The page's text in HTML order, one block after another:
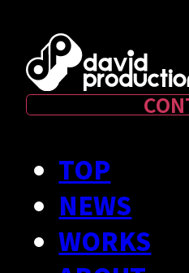
TOP
NEWS
WORKS